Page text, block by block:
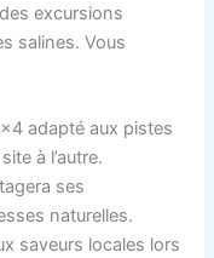
excursions
salines. Vous
adapté aux pistes
à l’autre.
ses
naturelles.
saveurs locales lors